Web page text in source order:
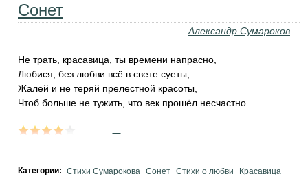
Сонет
Александр Сумароков
Не трать, красавица, ты времени напрасно,
Любися; без любви всё в свете суеты,
Жалей и не теряй прелестной красоты,
Чтоб больше не тужить, что век прошёл несчастно.
Категории: Стихи Сумарокова Сонет Стихи о любви Красавица